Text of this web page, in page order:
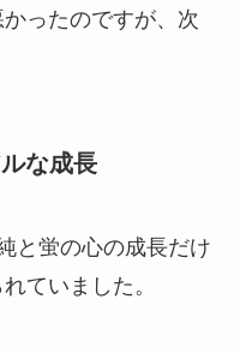
ったのですが、次
な成長
と蛍の心の成長だけ
ていました。